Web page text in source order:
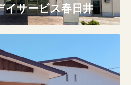
イサービス春日井